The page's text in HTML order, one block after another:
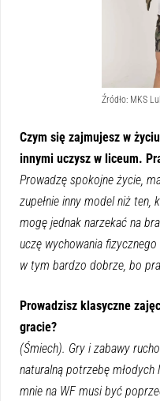
Źródło: MKS
Czym się zajmujesz w
innymi uczysz w liceum.
Prowadzę spokojne życie,
zupełnie inny model niż
mogę jednak narzekać na
uczę wychowania
w tym bardzo dobrze, bo
Prowadzisz klasyczne
gracie?
(Śmiech). Gry i zabawy
naturalną potrzebę
mnie na WF musi być